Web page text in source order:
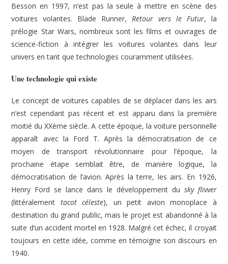
Besson en 1997, n’est pas la seule à mettre en scène des
voitures volantes. Blade Runner, Retour vers le Futur, la
prélogie Star Wars, nombreux sont les films et ouvrages de
science-fiction à intégrer les voitures volantes dans leur
univers en tant que technologies couramment utilisées.
Une technologie qui existe
Le concept de voitures capables de se déplacer dans les airs
n’est cependant pas récent et est apparu dans la première
moitié du XXème siècle. A cette époque, la voiture personnelle
apparaît avec la Ford T. Après la démocratisation de ce
moyen de transport révolutionnaire pour l’époque, la
prochaine étape semblait être, de manière logique, la
démocratisation de l’avion. Après la terre, les airs. En 1926,
Henry Ford se lance dans le développement du sky flivver
(littéralement tacot céleste), un petit avion monoplace à
destination du grand public, mais le projet est abandonné à la
suite d’un accident mortel en 1928. Malgré cet échec, il croyait
toujours en cette idée, comme en témoigne son discours en
1940.